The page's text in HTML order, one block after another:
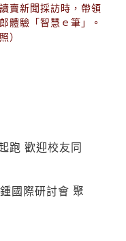
賣新聞採訪時，帶領
體驗「智慧ｅ筆」。
）
跑 歡迎校友同
國際研討會 聚